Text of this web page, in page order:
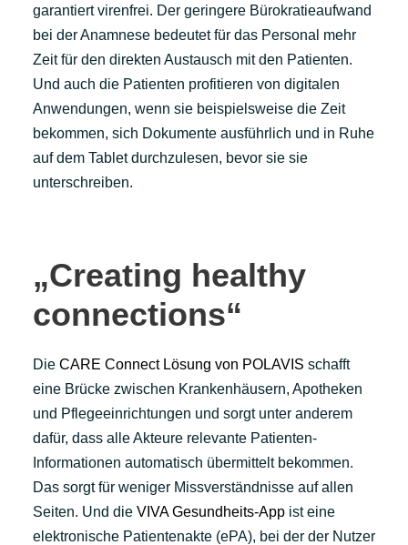
garantiert virenfrei. Der geringere Bürokratieaufwand
bei der Anamnese bedeutet für das Personal mehr
Zeit für den direkten Austausch mit den Patienten.
Und auch die Patienten profitieren von digitalen
Anwendungen, wenn sie beispielsweise die Zeit
bekommen, sich Dokumente ausführlich und in Ruhe
auf dem Tablet durchzulesen, bevor sie sie
unterschreiben.
„Creating healthy
connections“
Die CARE Connect Lösung von POLAVIS schafft
eine Brücke zwischen Krankenhäusern, Apotheken
und Pflegeeinrichtungen und sorgt unter anderem
dafür, dass alle Akteure relevante Patienten-
Informationen automatisch übermittelt bekommen.
Das sorgt für weniger Missverständnisse auf allen
Seiten. Und die VIVA Gesundheits-App ist eine
elektronische Patientenakte (ePA), bei der der Nutzer